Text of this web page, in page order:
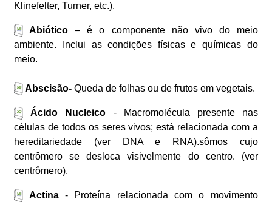
Klinefelter, Turner, etc.).
Abiótico – é o componente não vivo do meio
ambiente. Inclui as condições físicas e químicas do
meio.
Abscisão- Queda de folhas ou de frutos em vegetais.
Ácido Nucleico - Macromolécula presente nas
células de todos os seres vivos; está relacionada com a
hereditariedade (ver DNA e RNA).sômos cujo
centrômero se desloca visivelmente do centro. (ver
centrômero).
Actina- Proteína relacionada com o movimento